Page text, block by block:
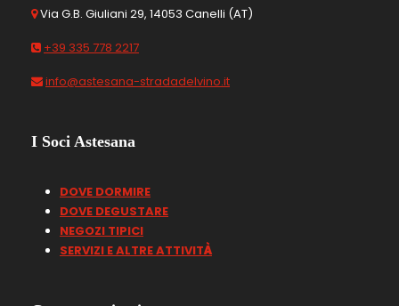
Via G.B. Giuliani 29, 14053 Canelli (AT)
+39 335 778 2217
info@astesana-stradadelvino.it
I Soci Astesana
DOVE DORMIRE
DOVE DEGUSTARE
NEGOZI TIPICI
SERVIZI E ALTRE ATTIVITÀ